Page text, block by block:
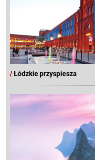
/Łódzkie przyspiesza